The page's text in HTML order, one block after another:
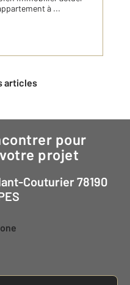
à ...
articles
projet